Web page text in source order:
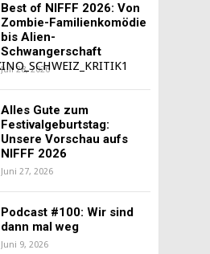
Best of NIFFF 2026: Von
Zombie-Familienkomödie
bis Alien-
Schwangerschaft
Juli 28, 2026
Alles Gute zum
Festivalgeburtstag:
Unsere Vorschau aufs
NIFFF 2026
Juni 27, 2026
Podcast #100: Wir sind
dann mal weg
Juni 9, 2026